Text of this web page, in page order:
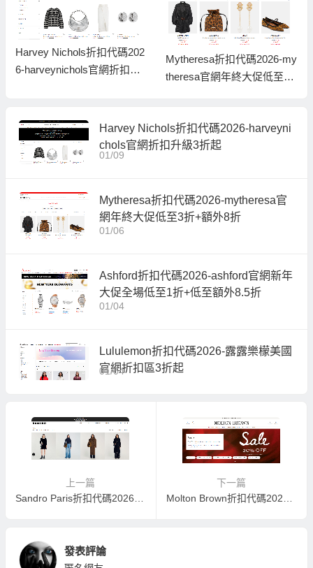
Harvey Nichols折扣代碼202
6-harveynichols官網折扣升
Mytheresa折扣代碼2026-my
theresa官網年終大促低至3
Harvey Nichols折扣代碼2026-harveyni
chols官網折扣升級3折起
01/09
Mytheresa折扣代碼2026-mytheresa官
網年終大促低至3折+額外8折
01/06
Ashford折扣代碼2026-ashford官網新年
大促全場低至1折+低至額外8.5折
01/04
Lululemon折扣代碼2026-露露樂檬美國
官網折扣區3折起
01/04
上一篇
下一篇
發表評論